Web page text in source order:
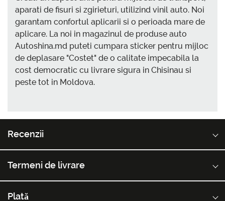
aparati de fisuri si zgirieturi, utilizind vinil auto. Noi
garantam confortul aplicarii si o perioada mare de
aplicare. La noi in magazinul de produse auto
Autoshina.md puteti cumpara sticker pentru mijloc
de deplasare "Costet" de o calitate impecabila la
cost democratic cu livrare sigura in Chisinau si
peste tot in Moldova.
Recenzii
Termeni de livrare
Plată